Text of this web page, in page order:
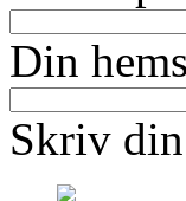
Din
Skriv